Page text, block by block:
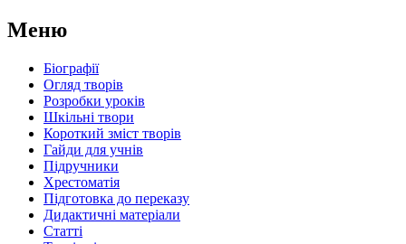
Меню
Біографії
Огляд творів
Розробки уроків
Шкільні твори
Короткий зміст творів
Гайди для учнів
Підручники
Хрестоматія
Підготовка до переказу
Дидактичні матеріали
Статті